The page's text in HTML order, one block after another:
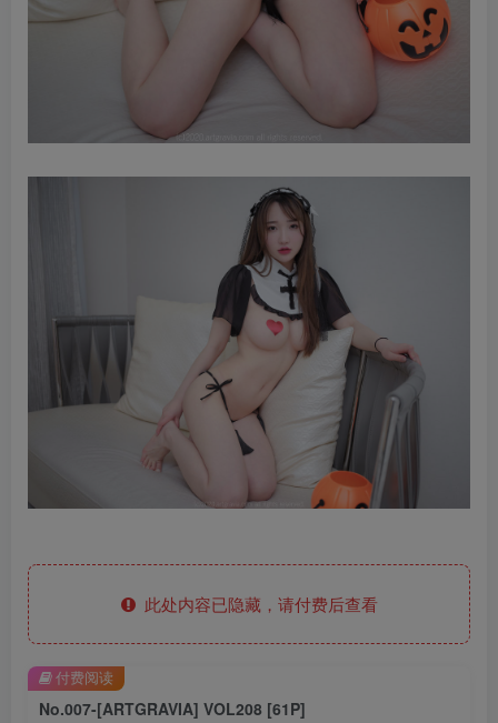
此处内容已隐藏，请付费后查看
No.007-[ARTGRAVIA] VOL208 [61P]
付费阅读